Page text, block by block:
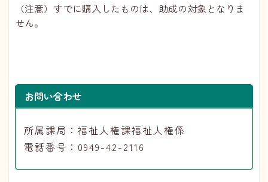
（注意）すでに購入したものは、助成の対象となりま
せん。
お問い合わせ
所属課局：福祉人権課福祉人権係
電話番号：0949-42-2116